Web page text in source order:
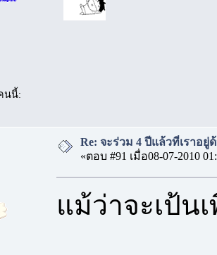
นนี้:
Re: จะร่วม 4 ปีแล้วที่เราอยู่
«ตอบ #91 เมื่อ08-07-2010
แม้ว่าจะเป้น